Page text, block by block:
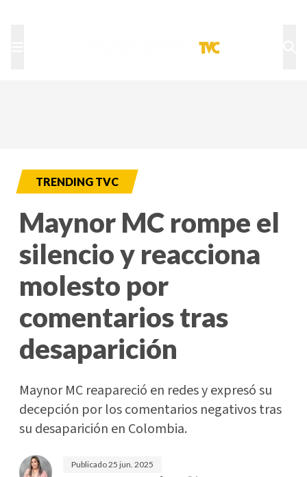
TRENDING TVC
Maynor MC rompe el
silencio y reacciona
molesto por
comentarios tras
desaparición
Maynor MC reapareció en redes y expresó su
decepción por los comentarios negativos tras
su desaparición en Colombia.
Publicado25 jun. 2025